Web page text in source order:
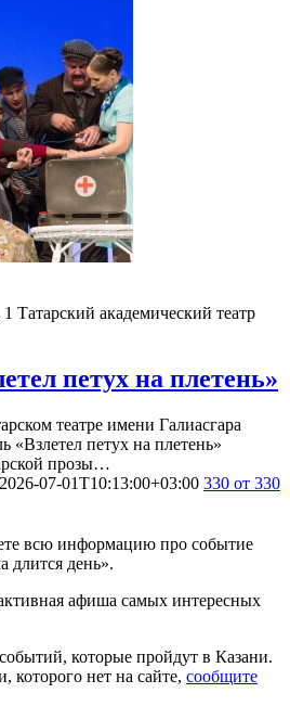
Татарский академический театр
петух на плетень»
театре имени Галиасгара
«Взлетел петух на плетень»
прозы…
2026-07-01T10:13:00+03:00 330 от 330
всю информацию про событие
длится день».
афиша самых интересных
которые пройдут в Казани.
которого нет на сайте, сообщите